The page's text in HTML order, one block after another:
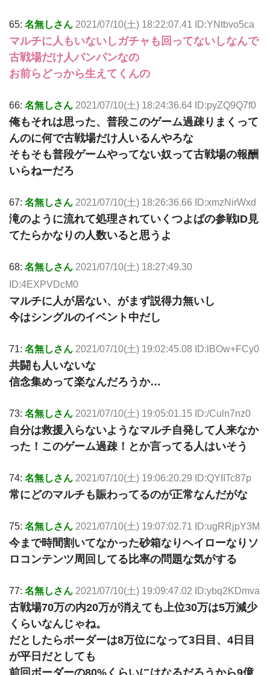
65: 名無しさん 2021/07/10(土) 18:22:07.41 ID:YNtbvo5ca
マルチに人もいないしガチャも回ってないしなんで
古戦場だけ人パンパンなの
お前らどっから生えてくんの
66: 名無しさん 2021/07/10(土) 18:24:36.64 ID:pyZQ9Q7f0
俺もそれは思った、普段このゲーム過疎りまくって
んのに何で古戦場だけ人いるんやろな
そもそも普段ゲームやってない奴って古戦場の報酬
いらねーだろ
67: 名無しさん 2021/07/10(土) 18:26:36.66 ID:xmzNirWxd
滝のように流れて処理されていくつよばの参戦ID見
てたらかなりの人数いると思うよ
68: 名無しさん 2021/07/10(土) 18:27:49.30
ID:4EXPVDcM0
マルチに人が居ない、がまず説得力無いし
今はシングルのイベント中だし
71: 名無しさん 2021/07/10(土) 19:02:45.08 ID:lBOw+FCy0
共闘も人いないな
信念集めって楽なんだろうか…
73: 名無しさん 2021/07/10(土) 19:05:01.15 ID:/Culn7nz0
自分は救援入らないようなマルチ自発して人来なか
った！このゲーム過疎！とか言ってる人はいそう
74: 名無しさん 2021/07/10(土) 19:06:20.29 ID:QYIITc87p
常にどのマルチも賑わってるのが正常なんだがな
75: 名無しさん 2021/07/10(土) 19:07:02.71 ID:ugRRjpY3M
今まで時間割いてなかった砂箱なりヘイローなりソ
ロコンテンツ周回してる比率の問題な気がする
77: 名無しさん 2021/07/10(土) 19:09:47.02 ID:ybq2KDmva
古戦場70万の内20万が消えても上位30万は5万減少
くらいなんじゃね。
だとしたらボーダーは8万位になって3日目、4日目
が平日だとしても